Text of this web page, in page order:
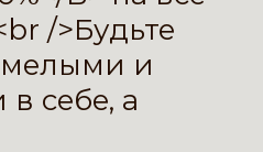
/>Будьте
и
себе, а